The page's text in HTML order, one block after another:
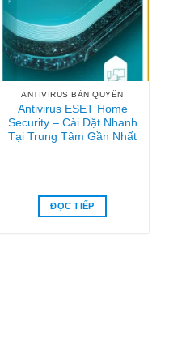
ANTIVIRUS BẢN QUYỀN
Antivirus ESET Home
Security – Cài Đặt Nhanh
Tại Trung Tâm Gần Nhất
ĐỌC TIẾP